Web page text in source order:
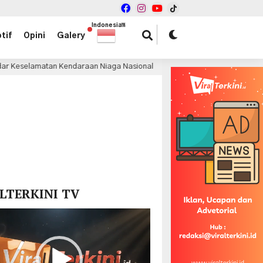
Opini Galery
Indonesian
▼
Niaga Nasional 7 jam lalu Daihatsu Perkuat Link
TV